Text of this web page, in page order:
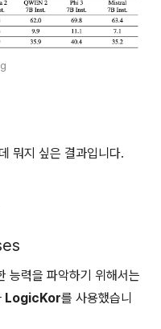
뭐지 싶은 결과입니다.
능력을 파악하기 위해서는
LogicKor를 사용했습니